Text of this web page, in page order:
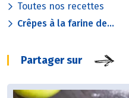
Toutes nos recettes
Crêpes à la farine de...
Partager sur